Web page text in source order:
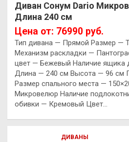
Диван Сонум Dario
Длина 240 см
Цена от: 76990 руб.
Тип дивана — Прямой Размер —
Механизм раскладки —
цвет — Бежевый Наличие ящика
Длина — 240 см Высота — 96 см
Размер спального места —
Микровелюр Наличие
обивки — Кремовый Цвет…
ДИВАНЫ